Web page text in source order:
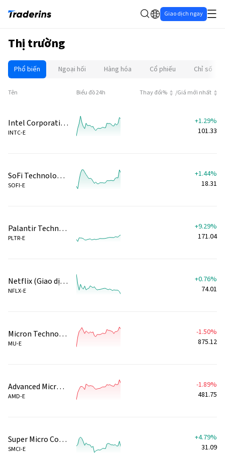
Giao dịch ngay
Thị trường
Phổ biến Ngoại hối Hàng hóa Cổ phiếu Chỉ số
Tên Biểu đồ 24h Thay đổi% /Giá mới nhất
Intel Corporation (Giao dịch ngoài giờ)
INTC-E
+1.29%
101.33
SoFi Technologies Inc (Giao dịch ngoài giờ)
SOFI-E
+1.44%
18.31
Palantir Technologies Inc (Giao dịch ngoài giờ)
PLTR-E
+9.29%
171.04
Netflix (Giao dịch ngoài giờ)
NFLX-E
+0.76%
74.01
Micron Technology, Inc. (Giao dịch ngoài giờ)
MU-E
-1.50%
875.12
Advanced Micro Devices, Inc. (Giao dịch ngoài giờ)
AMD-E
-1.89%
481.75
Super Micro Computer Inc (Giao dịch ngoài giờ)
SMCI-E
+4.79%
31.09